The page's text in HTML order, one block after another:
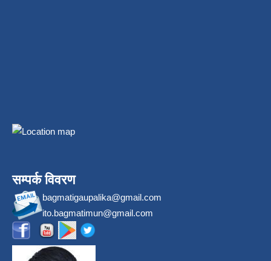
सम्पर्क विवरण
bagmatigaupalika@gmail.com
ito.bagmatimun@gmail.com